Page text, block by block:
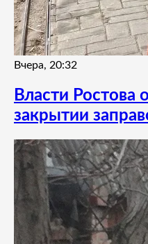
Вчера, 20:32
Власти Ростова
закрытии